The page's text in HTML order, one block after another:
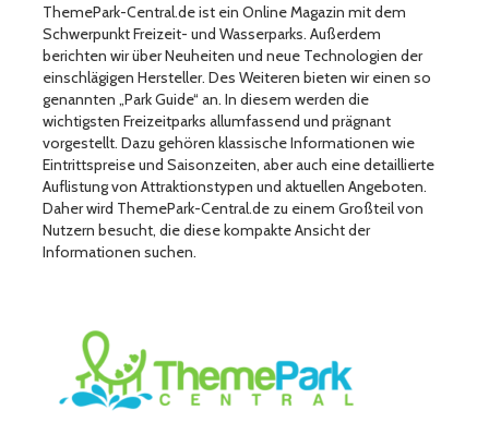
ThemePark-Central.de ist ein Online Magazin mit dem
Schwerpunkt Freizeit- und Wasserparks. Außerdem
berichten wir über Neuheiten und neue Technologien der
einschlägigen Hersteller. Des Weiteren bieten wir einen so
genannten „Park Guide“ an. In diesem werden die
wichtigsten Freizeitparks allumfassend und prägnant
vorgestellt. Dazu gehören klassische Informationen wie
Eintrittspreise und Saisonzeiten, aber auch eine detaillierte
Auflistung von Attraktionstypen und aktuellen Angeboten.
Daher wird ThemePark-Central.de zu einem Großteil von
Nutzern besucht, die diese kompakte Ansicht der
Informationen suchen.